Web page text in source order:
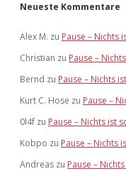
Neueste Kommentare
Alex M. zu Pause – Nichts
Christian zu Pause –
Bernd zu Pause – Nichts
Kurt C. Hose zu Pause –
0l4f zu Pause – Nichts ist
Kobpo zu Pause – Nichts
Andreas zu Pause –